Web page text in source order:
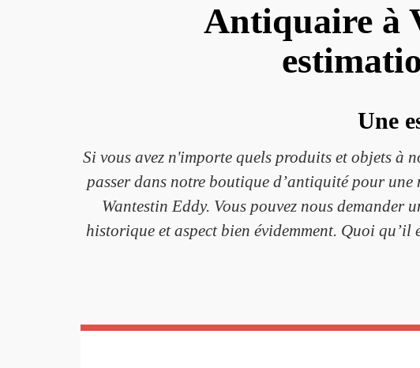
Antiquaire à
Une
Si vous avez n'importe quels produits et objets à
passer dans notre boutique d’antiquité pour
Wantestin Eddy. Vous pouvez nous demander
historique et aspect bien évidemment. Quoi